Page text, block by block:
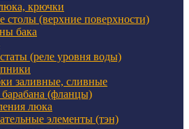
крючки
столы (верхние поверхности)
бака
(реле уровня воды)
заливные, сливные
(фланцы)
люка
элементы (тэн)